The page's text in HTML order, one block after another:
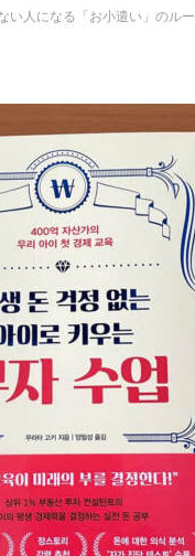
い人になる「お小遣い」のル